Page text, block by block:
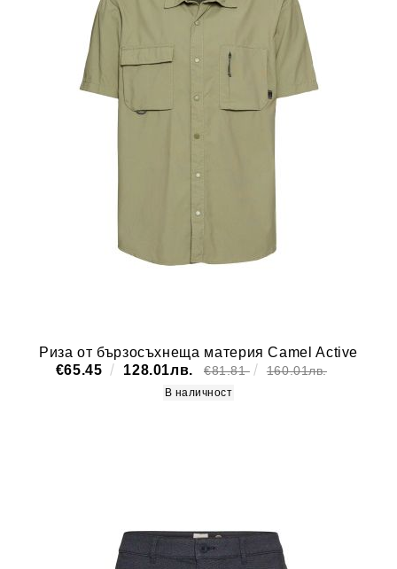
Риза от бързосъхнеща материя Camel Active
€65.45
128.01лв. €81.81 160.01лв.
В наличност